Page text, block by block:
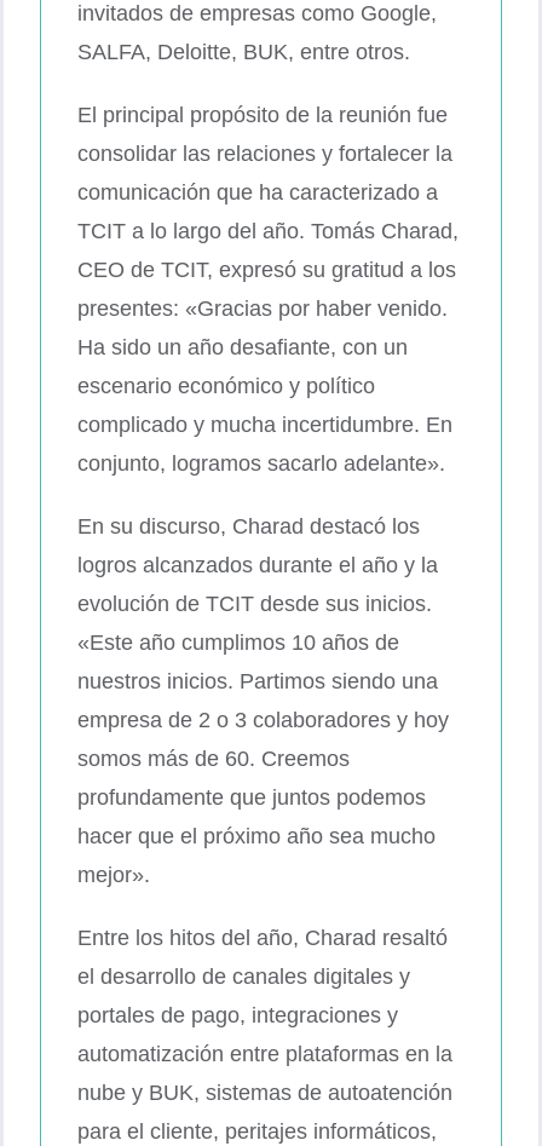
invitados de empresas como Google,
SALFA, Deloitte, BUK, entre otros.
El principal propósito de la reunión fue
consolidar las relaciones y fortalecer la
comunicación que ha caracterizado a
TCIT a lo largo del año. Tomás Charad,
CEO de TCIT, expresó su gratitud a los
presentes: «Gracias por haber venido.
Ha sido un año desafiante, con un
escenario económico y político
complicado y mucha incertidumbre. En
conjunto, logramos sacarlo adelante».
En su discurso, Charad destacó los
logros alcanzados durante el año y la
evolución de TCIT desde sus inicios.
«Este año cumplimos 10 años de
nuestros inicios. Partimos siendo una
empresa de 2 o 3 colaboradores y hoy
somos más de 60. Creemos
profundamente que juntos podemos
hacer que el próximo año sea mucho
mejor».
Entre los hitos del año, Charad resaltó
el desarrollo de canales digitales y
portales de pago, integraciones y
automatización entre plataformas en la
nube y BUK, sistemas de autoatención
para el cliente, peritajes informáticos,